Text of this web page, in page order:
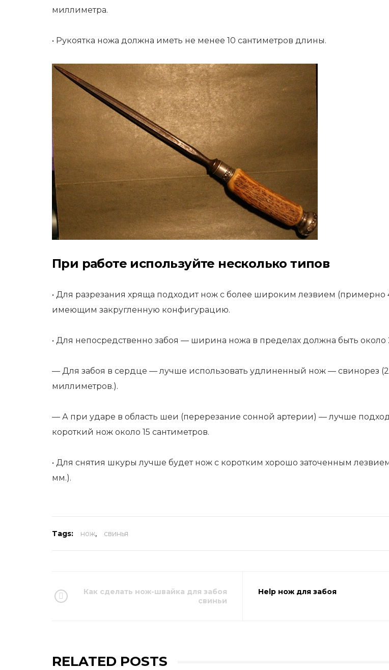
миллиметра.
• Рукоятка ножа должна иметь не менее 10 сантиметров длины.
При работе используйте несколько типов
• Для разрезания хряща подходит нож с более широким лезвием (примерно
имеющим закругленную конфигурацию.
• Для непосредственно забоя — ширина ножа в пределах должна быть около
— Для забоя в сердце — лучше использовать удлиненный нож — свинорез
миллиметров.).
— А при ударе в область шеи (перерезание сонной артерии) — лучше
короткий нож около 15 сантиметров.
• Для снятия шкуры лучше будет нож с коротким хорошо заточенным лезвием
мм.).
Tags: нож, свинья
Как сделать нож-швайка для забоя
свиньи
Help нож для забоя
RELATED POSTS